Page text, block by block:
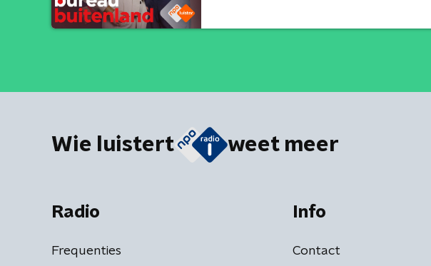
Wie luistert weet meer
Radio
Frequenties
Info
Contact